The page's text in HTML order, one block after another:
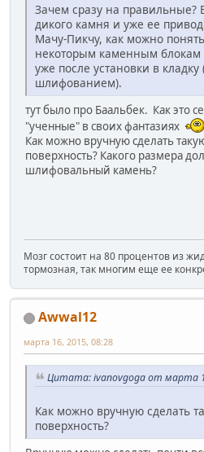
Зачем сразу на правильные?
дикого камня и уже ее
Мачу-Пикчу, как можно
некоторым каменным блокам
уже после установки в
шлифованием).
тут было про Баальбек. Как это
"ученные" в своих фантазиях
Как можно вручную сделать
поверхность? Какого размера
шлифовальный камень?
Мозг состоит на 80 процентов из
тормозная, так многим еще ее
Awwal12
марта 16, 2015, 08:28
Цитата: ivanovgoga от марта
Как можно вручную сделать
поверхность?